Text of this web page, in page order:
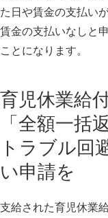
た日や賃金の支払い
賃金の支払いなしと
ことになります。
育児休業給
「全額一括
トラブル回
い申請を
支給された育児休業